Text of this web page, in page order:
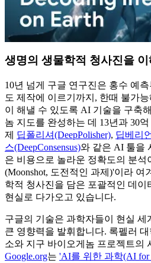
생명의 생물학적 청사진을
10년 넘게 구글 연구진은 홍수 예
도 제작에 이르기까지, 한때 불가
이 해낼 수 있도록 AI 기술을 구축
놈 지도를 완성하는 데 13년과 30
제 딥폴리셔(DeepPolisher), 딥베리
스(DeepConsensus)와 같은 AI 툴을
은 비용으로 놀라운 정확도의 분
(Moonshot, 도전적인 과제)'이라 여
학적 청사진을 담은 포괄적인 데이
현실로 다가오고 있습니다.
구글의 기술은 과학자들이 현실
큰 영향력을 발휘합니다. 록펠러
소와 지구 바이오게놈 프로젝트의
Google.org는 'AI를 위한 과학(AI for